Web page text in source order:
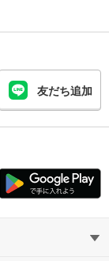
友だち追加